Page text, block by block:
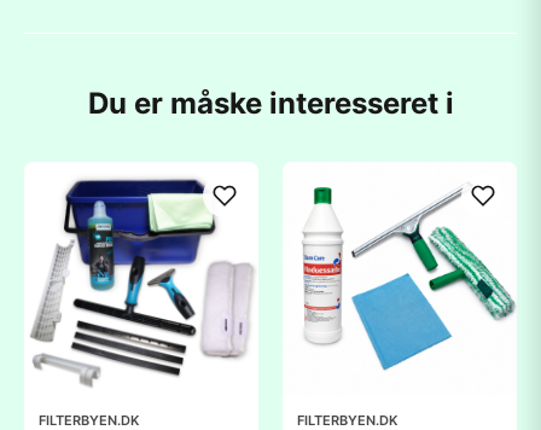
Du er måske interesseret i
FILTERBYEN.DK FILTERBYEN.DK